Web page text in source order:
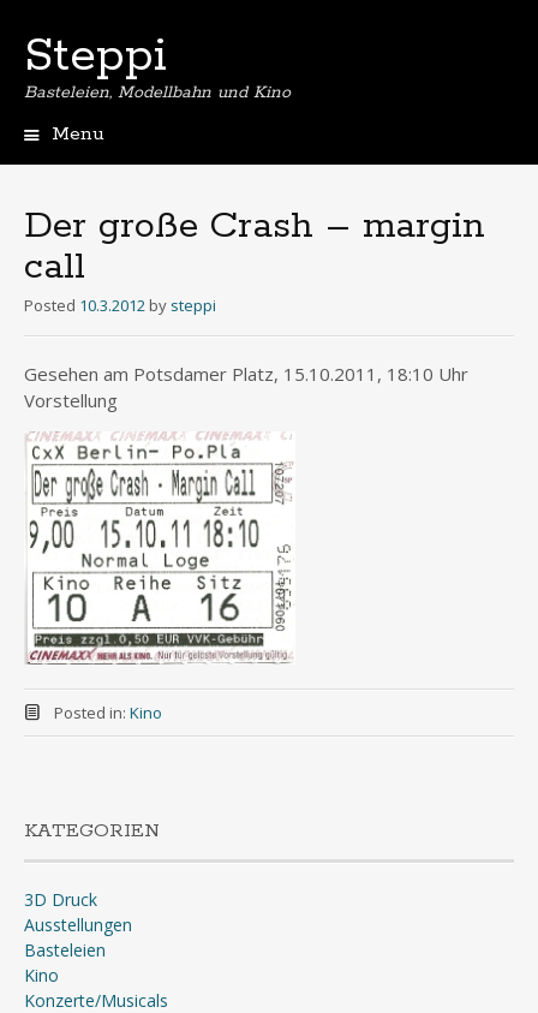
Steppi
Basteleien, Modellbahn und Kino
Menu
Der große Crash – margin
call
Posted 10.3.2012 by steppi
Gesehen am Potsdamer Platz, 15.10.2011, 18:10 Uhr
Vorstellung
Posted in: Kino
KATEGORIEN
3D Druck
Ausstellungen
Basteleien
Kino
Konzerte/Musicals